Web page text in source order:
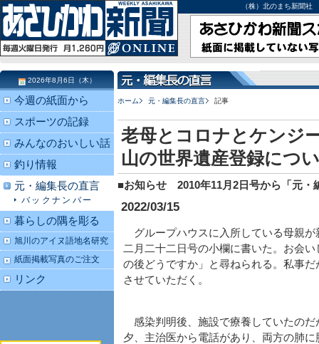
（株）北のまち新聞
ホーム 元・編集長の直言 記事
老母とコロナとケンジ
山の世界遺産登録につ
■お知らせ 2010年11月2日号から「元・
2022/03/15
グループハウスに入所している母親が
二月二十二日号の小欄に書いた。お会
の後どうですか」と尋ねられる。私事
させていただく。
感染判明後、施設で療養していたの
夕、主治医から電話があり、両方の肺
2026年8月6日（木）
今週の紙面から
スポーツの記録
みんなのおいしい話
釣り情報
元・編集長の直言
バックナンバー
暮らしの隅を彫る
旭川のアイヌ語地名研究
紙面掲載写真のご注文
リンク